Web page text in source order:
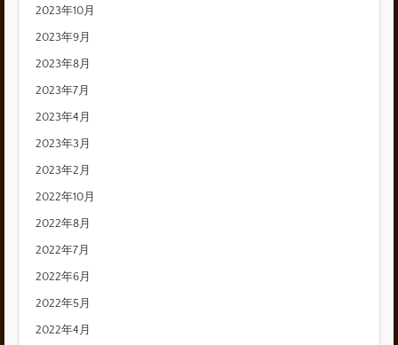
2023年10月
2023年9月
2023年8月
2023年7月
2023年4月
2023年3月
2023年2月
2022年10月
2022年8月
2022年7月
2022年6月
2022年5月
2022年4月